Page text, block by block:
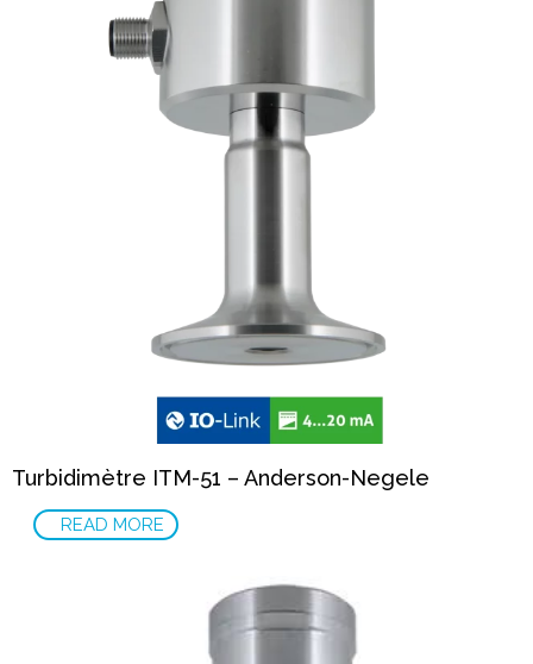
Turbidimètre ITM-51 – Anderson-Negele
READ MORE